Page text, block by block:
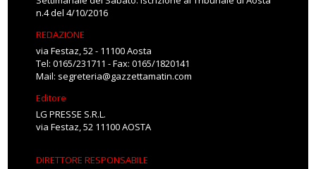
n.4 del 4/10/2016
REDAZIONE
via Festaz, 52 - 11100 Aosta
Tel: 0165/231711 - Fax: 0165/1820141
Mail: segreteria@gazzettamatin.com
Editore
LG PRESSE S.R.L.
via Festaz, 52 11100 AOSTA
DIRETTORE RESPONSABILE